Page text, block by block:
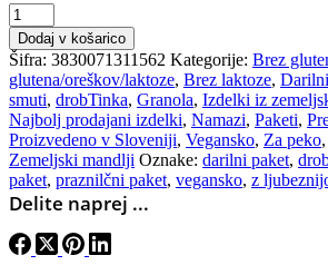
Darilni
paket
Za
čokoladne
skledice
količina
Dodaj v košarico
Šifra: 3830071311562 Kategorije: Brez
glutena/oreškov/laktoze, Brez laktoze,
smuti, drobTinka, Granola, Izdelki iz
Najbolj prodajani izdelki, Namazi, Paketi,
Proizvedeno v Sloveniji, Vegansko, Za peko,
Zemeljski mandlji Oznake: darilni paket,
paket, praznilčni paket, vegansko, z
Delite naprej ...